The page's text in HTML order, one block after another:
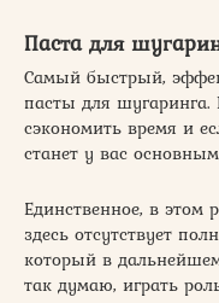
Паста для
Самый быстрый,
пасты для
сэкономить время и
станет у вас
Единственное, в этом
здесь отсутствует
который в
так думаю, играть